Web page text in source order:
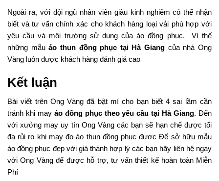
Ngoài ra, với đội ngũ nhân viên giàu kinh nghiêm có thể nhận
biết và tư vấn chính xác cho khách hàng loại vải phù hợp với
yêu cầu và môi trường sử dụng của áo đồng phục. Vì thế
những mẫuáo thun đồng phục tại Hà Giang của nhà Ong
Vàng luôn được khách hàng đánh giá cao
Kết luận
Bài viết trên Ong Vàng đã bật mí cho bạn biết 4 sai lầm cần
tránh khi may áo đồng phục theo yêu cầu tại Hà Giang. Đến
với xưởng may uy tín Ong Vàng các bạn sẽ hạn chế được tối
đa rủi ro khi may đo áo thun đồng phục được Để sở hữu mẫu
áo đồng phục đẹp với giá thành hợp lý các bạn hãy liên hệ ngay
với Ong Vàng để được hỗ trợ, tư vấn thiết kế hoàn toàn Miễn
Phí